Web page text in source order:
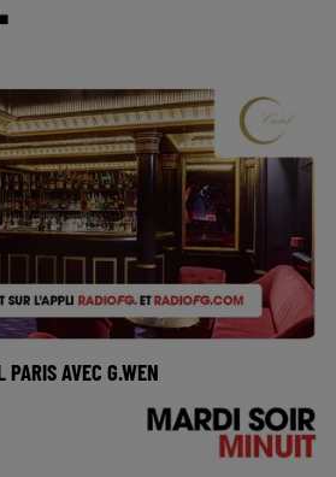
AVEC G.WEN
Ecoutez la radio FG CH